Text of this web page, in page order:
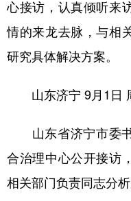
心接访，认真倾听来
情的来龙去脉，与相
研究具体解决方案。
山东济宁 9月1日
山东省济宁市委书
合治理中心公开接访
相关部门负责同志分